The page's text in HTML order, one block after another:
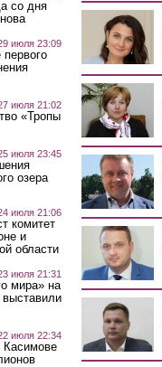
со дня
июля 23:09
июля 21:02
«Тропы
июля 23:45
озера
июля 21:06
комитет
и
области
июля 21:31
мира» на
июля 22:34
Касимове